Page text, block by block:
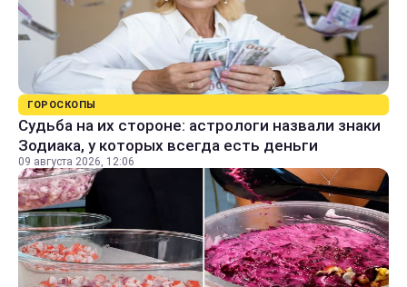
ГОРОСКОПЫ
Судьба на их стороне: астрологи назвали знаки
Зодиака, у которых всегда есть деньги
09 августа 2026, 12:06